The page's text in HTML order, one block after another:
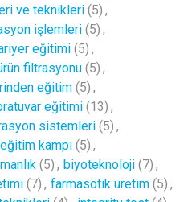
ve teknikleri (5) ,
işlemleri (5) ,
eğitimi (5) ,
filtrasyonu (5) ,
eğitim (5) ,
eğitimi (13) ,
sistemleri (5) ,
kampı (5) ,
(5) , biyoteknoloji (7) ,
(7) , farmasötik üretim (5) ,